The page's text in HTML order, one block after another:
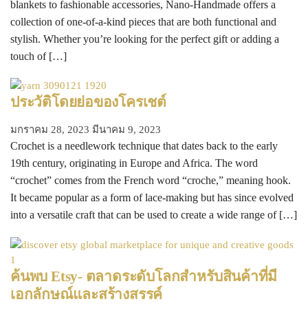
blankets to fashionable accessories, Nano-Handmade offers a
collection of one-of-a-kind pieces that are both functional and
stylish. Whether you’re looking for the perfect gift or adding a
touch of […]
ประวัติโดยย่อของโครเชต์
มกราคม 28, 2023 มีนาคม 9, 2023
Crochet is a needlework technique that dates back to the early
19th century, originating in Europe and Africa. The word
“crochet” comes from the French word “croche,” meaning hook.
It became popular as a form of lace-making but has since evolved
into a versatile craft that can be used to create a wide range of […]
ค้นพบ Etsy- ตลาดระดับโลกสำหรับสินค้าที่มี
เอกลักษณ์และสร้างสรรค์